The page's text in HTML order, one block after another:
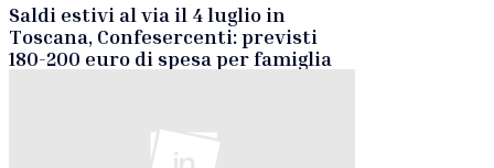
Saldi estivi al via il 4 luglio in
Toscana, Confesercenti: previsti
180-200 euro di spesa per famiglia